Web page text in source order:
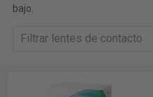
bajo.